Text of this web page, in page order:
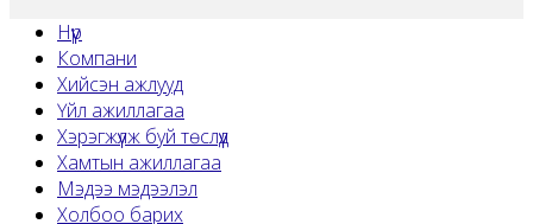
Нүүр
Компани
Хийсэн ажлууд
Үйл ажиллагаа
Хэрэгжүүлж буй төслүүд
Хамтын ажиллагаа
Мэдээ мэдээлэл
Холбоо барих